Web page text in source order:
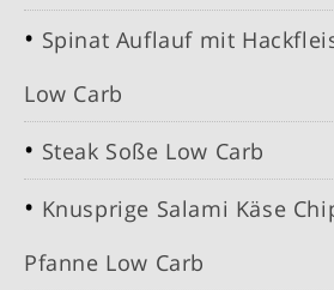
Spinat Auflauf mit
Low Carb
Steak Soße Low Carb
Knusprige Salami Käse
Pfanne Low Carb